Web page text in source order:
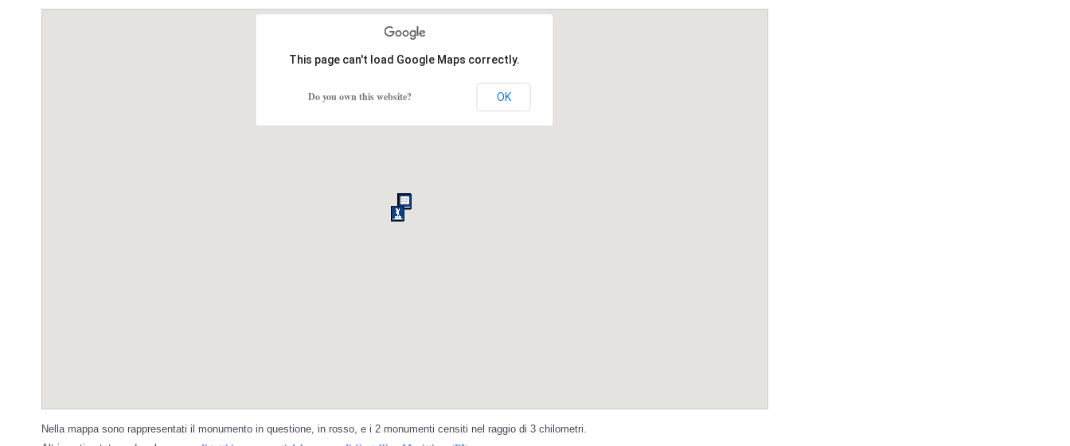
This page can't load Google Maps correctly.
Do you own this website? OK
Nella mappa sono rappresentati il monumento in questione, in rosso, e i 2 monumenti censiti nel raggio di 3 chilometri.